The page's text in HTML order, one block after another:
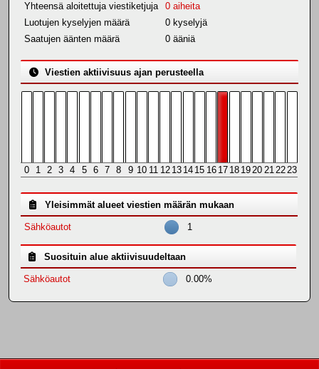
Yhteensä aloitettuja viestiketjuja
0 aiheita
Luotujen kyselyjen määrä
0 kyselyjä
Saatujen äänten määrä
0 ääniä
Viestien aktiivisuus ajan perusteella
0 1 2 3 4 5 6 7 8 9 10 11 12 13 14 15 16 17 18 1920 212223
Yleisimmät alueet viestien määrän mukaan
Sähköautot 1
Suosituin alue aktiivisuudeltaan
Sähköautot 0.00%